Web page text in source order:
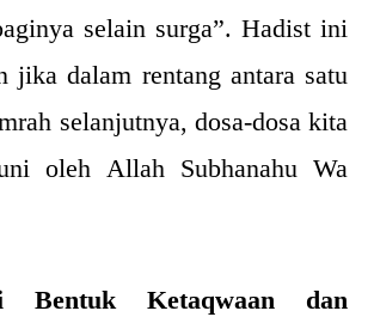
selain surga”. Hadist ini
jika dalam rentang antara satu
selanjutnya, dosa-dosa kita
oleh Allah Subhanahu Wa
Bentuk Ketaqwaan dan